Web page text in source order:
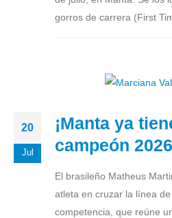
gorros de carrera (First
20
Jul
¡Manta ya
campeón
El brasileño Matheus
atleta en cruzar la línea
competencia, que reúne